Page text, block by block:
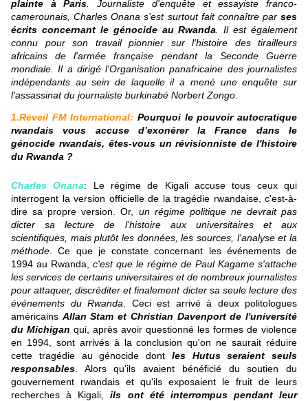
plainte à Paris . Journaliste d'enquête et essayiste franco-
camerounais, Charles Onana s'est surtout fait connaître par ses
écrits concernant le génocide au Rwanda . Il est également
connu pour son travail pionnier sur l'histoire des tirailleurs
africains de l'armée française pendant la Seconde Guerre
mondiale. Il a dirigé l'Organisation panafricaine des journalistes
indépendants au sein de laquelle il a mené une enquête sur
l'assassinat du journaliste burkinabé Norbert Zongo.
1.Réveil FM International: Pourquoi le pouvoir autocratique
rwandais vous accuse d’exonérer la France dans le
génocide rwandais, êtes-vous un révisionniste de l'histoire
du Rwanda ?
Charles Onana: Le régime de Kigali accuse tous ceux qui
interrogent la version officielle de la tragédie rwandaise, c'est-à-
dire sa propre version. Or, un régime politique ne devrait pas
dicter sa lecture de l'histoire aux universitaires et aux
scientifiques, mais plutôt les données, les sources, l'analyse et la
méthode . Ce que je constate concernant les événements de
1994 au Rwanda, c'est que le régime de Paul Kagame s'attache
les services de certains universitaires et de nombreux journalistes
pour attaquer, discréditer et finalement dicter sa seule lecture des
événements du Rwanda . Ceci est arrivé à deux politologues
américains Allan Stam et Christian Davenport de l'université
du Michigan qui, après avoir questionné les formes de violence
en 1994, sont arrivés à la conclusion qu'on ne saurait réduire
cette tragédie au génocide dont les Hutus seraient seuls
responsables . Alors qu'ils avaient bénéficié du soutien du
gouvernement rwandais et qu'ils exposaient le fruit de leurs
recherches à Kigali,ils ont été interrompus pendant leur